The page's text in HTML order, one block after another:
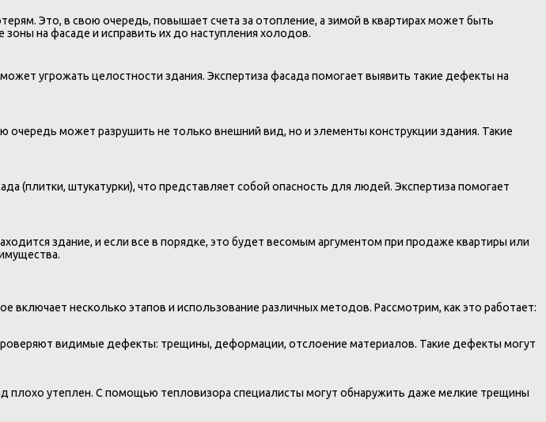
Это, в свою очередь, повышает счета за отопление, а зимой в квартирах может быть
на фасаде и исправить их до наступления холодов.
угрожать целостности здания. Экспертиза фасада помогает выявить такие дефекты на
может разрушить не только внешний вид, но и элементы конструкции здания. Такие
(плитки, штукатурки), что представляет собой опасность для людей. Экспертиза помогает
здание, и если все в порядке, это будет весомым аргументом при продаже квартиры или
несколько этапов и использование различных методов. Рассмотрим, как это работает:
видимые дефекты: трещины, деформации, отслоение материалов. Такие дефекты могут
плохо утеплен. С помощью тепловизора специалисты могут обнаружить даже мелкие трещины